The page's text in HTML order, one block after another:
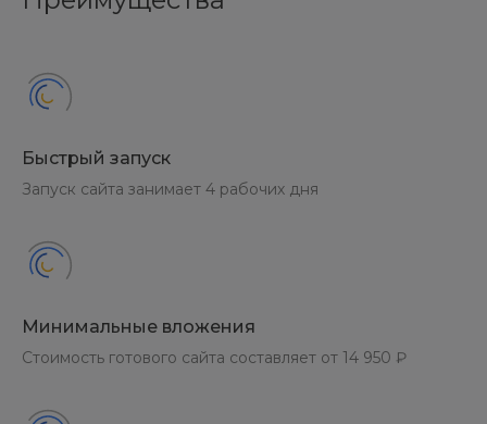
Быстрый запуск
Запуск сайта занимает 4 рабочих дня
Минимальные вложения
Стоимость готового сайта составляет от 14 950 ₽